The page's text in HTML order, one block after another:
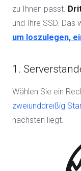
zu Ihnen passt.
und Ihre SSD. Das
um loszulegen,
1.
Wählen Sie ein
zweiunddreißig
nächsten liegt.